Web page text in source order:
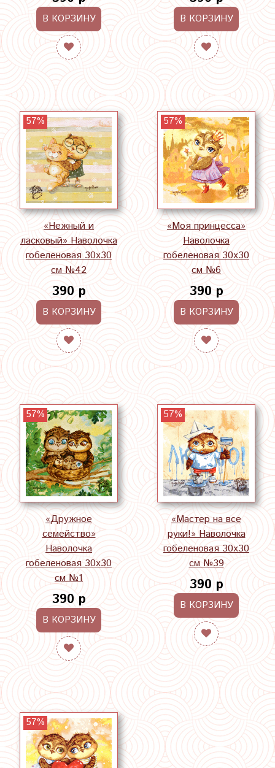
В КОРЗИНУ В КОРЗИНУ
57%
«Нежный и
ласковый» Наволочка
гобеленовая 30х30
см №42
390 р
В КОРЗИНУ
57%
«Моя принцесса»
Наволочка
гобеленовая 30х30
см №6
390 р
В КОРЗИНУ
57%
«Дружное
семейство»
Наволочка
гобеленовая 30х30
см №1
390 р
В КОРЗИНУ
57%
«Мастер на все
руки!» Наволочка
гобеленовая 30х30
см №39
390 р
В КОРЗИНУ
57%